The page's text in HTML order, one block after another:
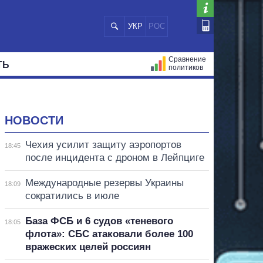
УКР РОС
Сравнение
политиков
НОВОСТИ
18:45
Чехия усилит защиту аэропортов
после инцидента с дроном в Лейпциге
18:09
Международные резервы Украины
сократились в июле
18:05
База ФСБ и 6 судов «теневого
флота»: СБС атаковали более 100
вражеских целей россиян